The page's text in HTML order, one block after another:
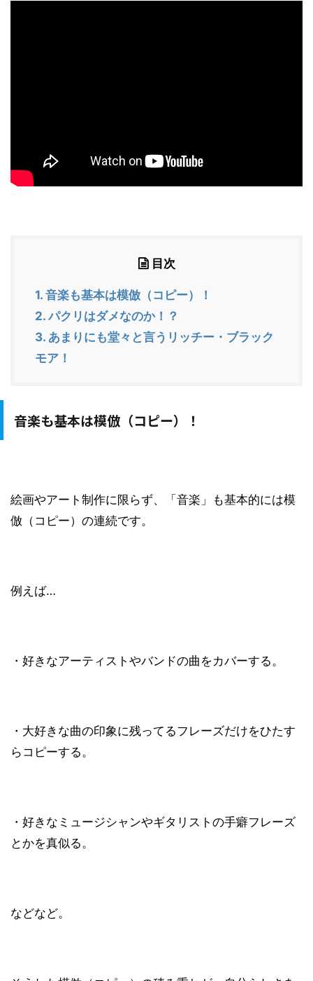
目次
1. 音楽も基本は模倣（コピー）！
2.パクリはダメなのか！？
3. あまりにも堂々と言うリッチー・ブラック
モア！
音楽も基本は模倣（コピー）！
絵画やアート制作に限らず、「音楽」も基本的には模
倣（コピー）の連続です。
例えば…
・好きなアーティストやバンドの曲をカバーする。
・大好きな曲の印象に残ってるフレーズだけをひたす
らコピーする。
・好きなミュージシャンやギタリストの手癖フレーズ
とかを真似る。
などなど。